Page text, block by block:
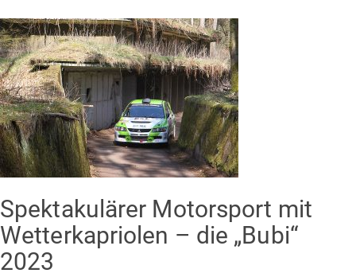
Spektakulärer Motorsport mit
Wetterkapriolen – die „Bubi“
2023